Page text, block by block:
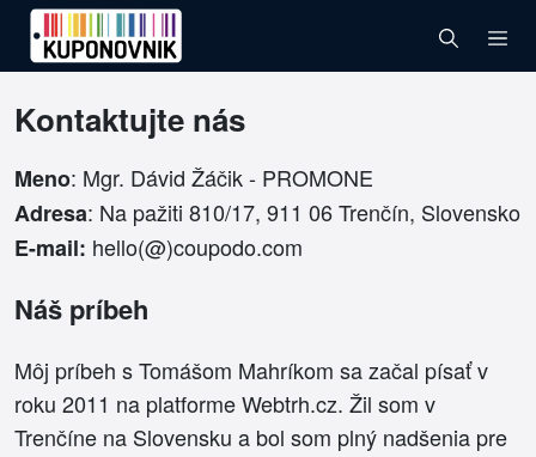
Kontaktujte nás
Meno: Mgr. Dávid Žáčik - PROMONE
Adresa: Na pažiti 810/17, 911 06 Trenčín, Slovensko
E-mail: hello(@)coupodo.com
Náš príbeh
Môj príbeh s Tomášom Mahríkom sa začal písať v
roku 2011 na platforme Webtrh.cz. Žil som v
Trenčíne na Slovensku a bol som plný nadšenia pre